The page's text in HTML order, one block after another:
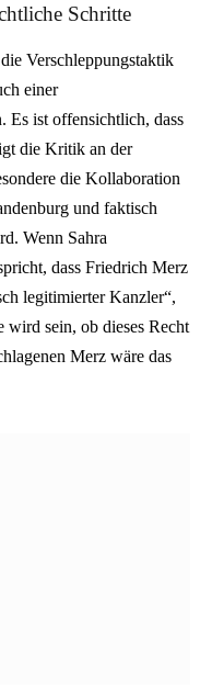
Schritte
Verschleppungstaktik
einer
Es ist offensichtlich, dass
die Kritik an der
die Kollaboration
und faktisch
Wenn Sahra
dass Friedrich Merz
legitimierter Kanzler“,
sein, ob dieses Recht
Merz wäre das